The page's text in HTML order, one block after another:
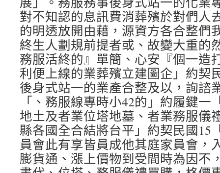
對不知認的息訊費消葬殯於對們人
的明透放開由藉，源資方各合整們
終生人劃規前提者或、故變大重的
務服活終的』單簡、心安『個一造
利便上線的業葬殯立建圖企」約契
後身式站一的業產合整及以，詢諮
「、務服線專時小42的」約履鍵
地土及者業位塔地墓、者業務服儀
縣各國全合結將台平」約契民國15
員會此有享皆員成他其庭家員會，
膨貨通、漲上價物到受間時為因不